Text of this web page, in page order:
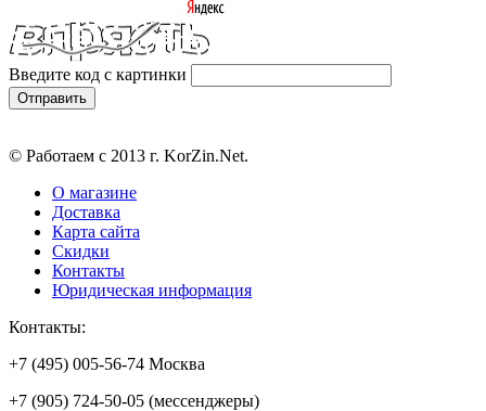
Введите код с картинки
© Работаем с 2013 г. KorZin.Net.
О магазине
Доставка
Карта сайта
Скидки
Контакты
Юридическая информация
Контакты:
+7 (495) 005-56-74 Москва
+7 (905) 724-50-05 (мессенджеры)